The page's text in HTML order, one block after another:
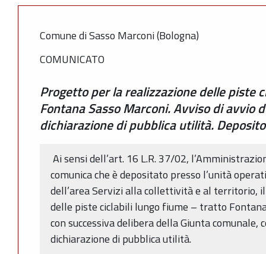
Comune di Sasso Marconi (Bologna)
COMUNICATO
Progetto per la realizzazione delle piste
Fontana Sasso Marconi. Avviso di avvio
dichiarazione di pubblica utilità.
Ai sensi dell’art. 16 L.R. 37/02,
comunica che è depositato presso l’unità
dell’area Servizi alla collettività e al territorio,
delle piste ciclabili lungo fiume – tratto
con successiva delibera della Giunta comunale,
dichiarazione di pubblica utilità.